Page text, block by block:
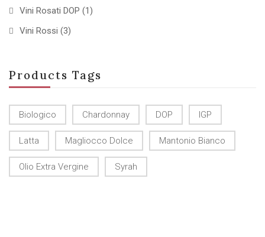
Vini Rosati DOP (1)
Vini Rossi (3)
Products Tags
Biologico Chardonnay DOP IGP
Latta Magliocco Dolce Mantonio Bianco
Olio Extra Vergine Syrah